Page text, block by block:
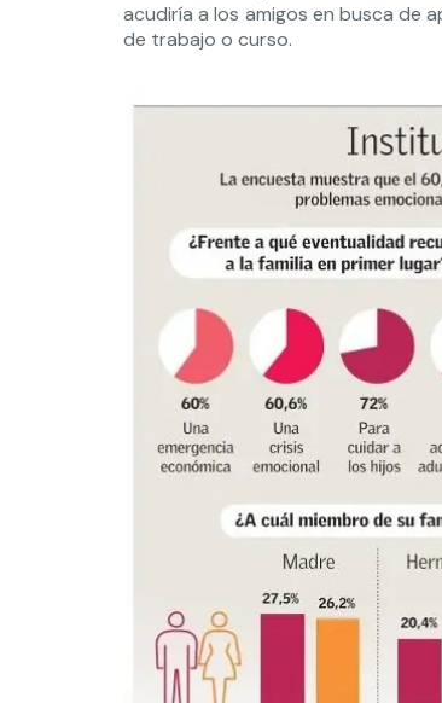
acudiría a los amigos en busca de
de trabajo o curso.